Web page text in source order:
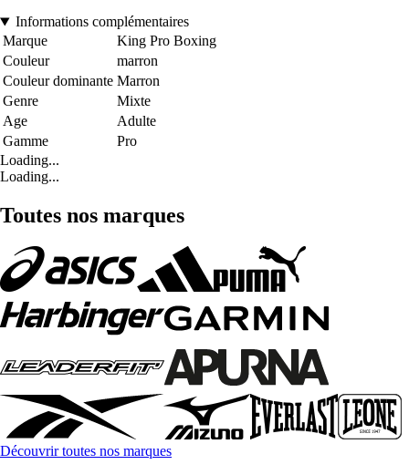
Informations complémentaires
Marque
King Pro Boxing
Couleur
marron
Couleur dominante Marron
Genre
Mixte
Age
Adulte
Gamme
Pro
Loading...
Loading...
Toutes nos marques
Découvrir toutes nos marques